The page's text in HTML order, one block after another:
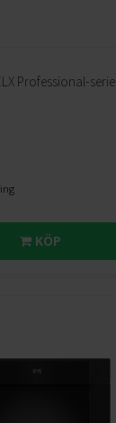
Professional-
KÖP